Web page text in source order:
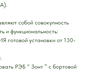
собой совокупность
и функциональность:
готовой установки от 130-
РЭБ “ Зонт ” с бортовой